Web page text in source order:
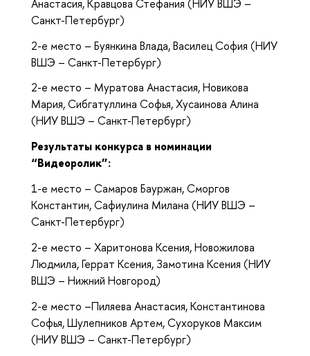
Анастасия, Кравцова Стефания (НИУ ВШЭ –
Санкт-Петербург)
2-е место – Буянкина Влада, Василец София (НИУ
ВШЭ – Санкт-Петербург)
2-е место – Муратова Анастасия, Новикова
Мария, Сибгатуллина Софья, Хусаинова Алина
(НИУ ВШЭ – Санкт-Петербург)
Результаты конкурса в номинации
“Видеоролик”:
1-е место – Самаров Бауржан, Сморгов
Константин, Сафиулина Милана (НИУ ВШЭ –
Санкт-Петербург)
2-е место – Харитонова Ксения, Новожилова
Людмила, Геррат Ксения, Замотина Ксения (НИУ
ВШЭ – Нижний Новгород)
2-е место –Пиляева Анастасия, Константинова
Софья, Шулепников Артем, Сухоруков Максим
(НИУ ВШЭ – Санкт-Петербург)